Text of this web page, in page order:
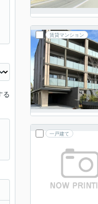
賃貸マンション
一戸建て
る